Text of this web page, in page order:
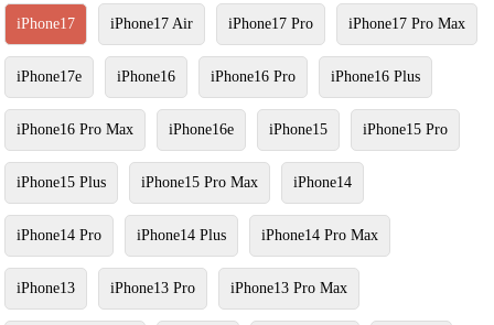
iPhone17 iPhone17 Air iPhone17 Pro iPhone17 Pro Max
iPhone17e iPhone16 iPhone16 Pro iPhone16 Plus
iPhone16 Pro Max iPhone16e iPhone15 iPhone15 Pro
iPhone15 Plus iPhone15 Pro Max iPhone14
iPhone14 Pro iPhone14 Plus iPhone14 Pro Max
iPhone13 iPhone13 Pro iPhone13 Pro Max